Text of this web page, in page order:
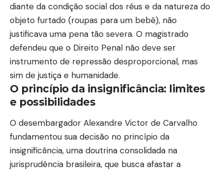
diante da condição social dos réus e da natureza do
objeto furtado (roupas para um bebê), não
justificava uma pena tão severa. O magistrado
defendeu que o Direito Penal não deve ser
instrumento de repressão desproporcional, mas
sim de justiça e humanidade.
O princípio da insignificância: limites
e possibilidades
O desembargador Alexandre Victor de Carvalho
fundamentou sua decisão no princípio da
insignificância, uma doutrina consolidada na
jurisprudência brasileira, que busca afastar a